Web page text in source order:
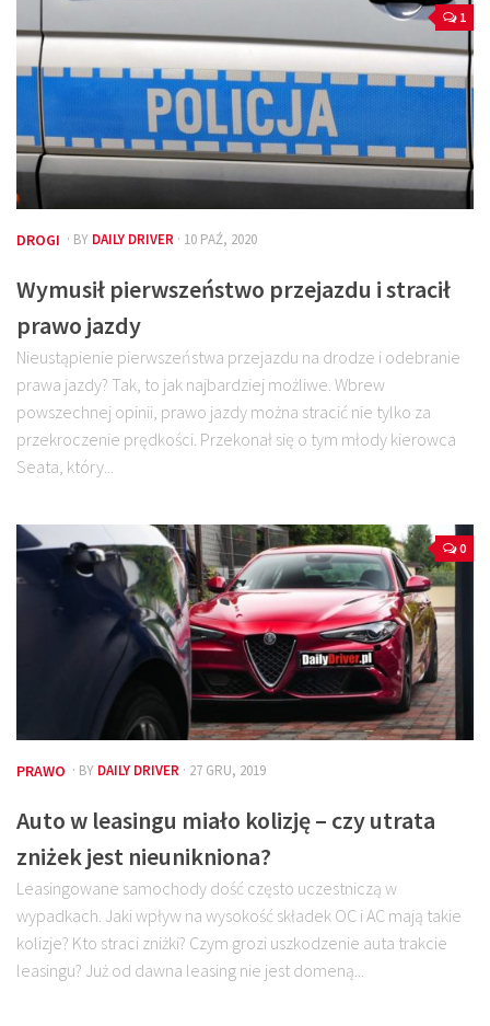
1
DROGI · BY DAILY DRIVER · 10 PAŹ, 2020
Wymusił pierwszeństwo przejazdu i stracił
prawo jazdy
Nieustąpienie pierwszeństwa przejazdu na drodze i odebranie
prawa jazdy? Tak, to jak najbardziej możliwe. Wbrew
powszechnej opinii, prawo jazdy można stracić nie tylko za
przekroczenie prędkości. Przekonał się o tym młody kierowca
Seata, który...
0
PRAWO · BY DAILY DRIVER · 27 GRU, 2019
Auto w leasingu miało kolizję – czy utrata
zniżek jest nieunikniona?
Leasingowane samochody dość często uczestniczą w
wypadkach. Jaki wpływ na wysokość składek OC i AC mają takie
kolizje? Kto straci zniżki? Czym grozi uszkodzenie auta trakcie
leasingu? Już od dawna leasing nie jest domeną...